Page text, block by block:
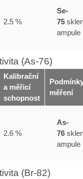
2.5 %
Se-
75
ampule
(As-76)
Kalibrační
a měřicí
schopnost
měření
2.6 %
As-
76
ampule
(Br-82)